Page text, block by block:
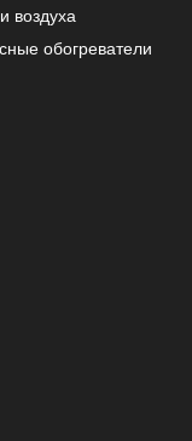
воздуха
обогреватели